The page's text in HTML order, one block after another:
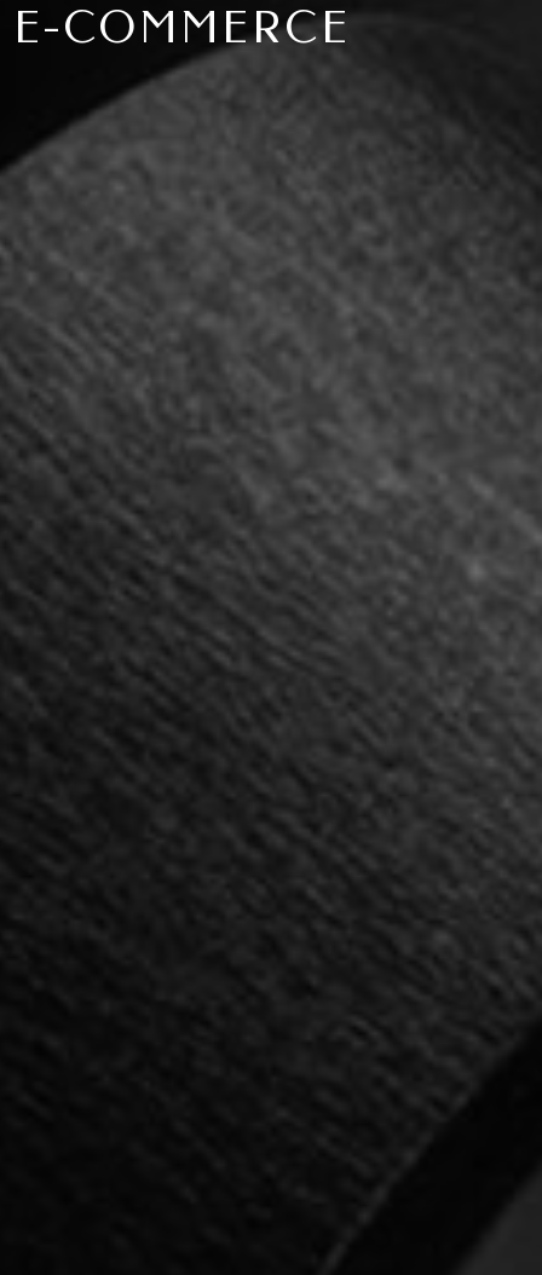
E-COMMERCE